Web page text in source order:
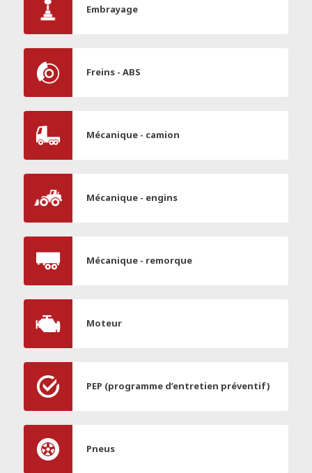
Embrayage
Freins - ABS
Mécanique - camion
Mécanique - engins
Mécanique - remorque
Moteur
PEP (programme d’entretien préventif)
Pneus